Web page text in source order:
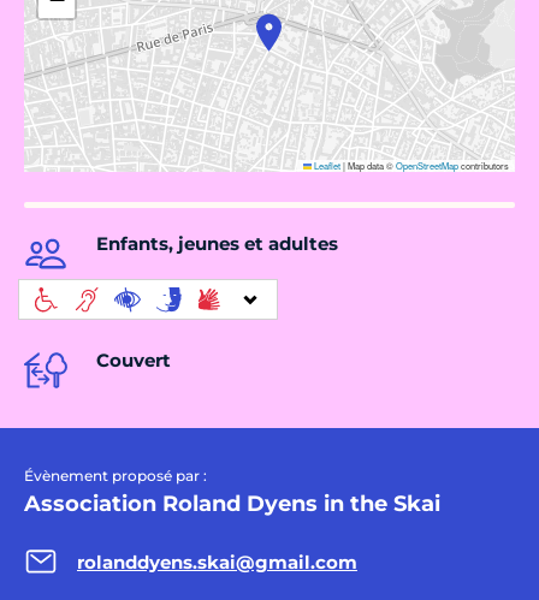
Leaflet|Map data ©OpenStreetMapcontributors
Enfants, jeunes et adultes
Couvert
Évènement proposé par :
Association Roland Dyens in the Skai
rolanddyens.skai@gmail.com